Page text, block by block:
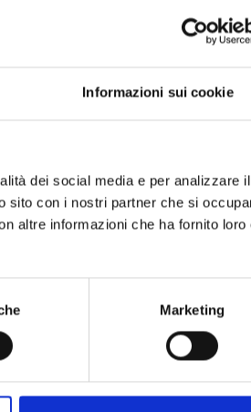
Informazioni sui cookie
dei social media e per analizzare il
sito con i nostri partner che si
altre informazioni che ha fornito loro
Marketing